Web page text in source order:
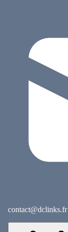
contact@dclinks.fr